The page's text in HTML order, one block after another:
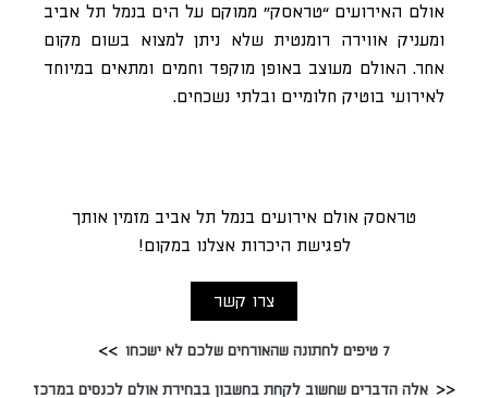
אולם האירועים “טראסק” ממוקם על הים בנמל תל אביב
ומעניק אווירה רומנטית שלא ניתן למצוא בשום מקום
אחר. האולם מעוצב באופן מוקפד וחמים ומתאים במיוחד
לאירועי בוטיק חלומיים ובלתי נשכחים.
טראסק אולם אירועים בנמל תל אביב מזמין אותך
לפגישת היכרות אצלנו במקום!
צרו קשר
7 טיפים לחתונה שהאורחים שלכם לא ישכחו
אלה הדברים שחשוב לקחת בחשבון בבחירת אולם לכנסים במרכז